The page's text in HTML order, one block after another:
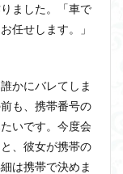
ました。「車で
任せします。」
かにバレてしま
も、携帯番号の
いです。今度会
、彼女が携帯の
は携帯で決めま